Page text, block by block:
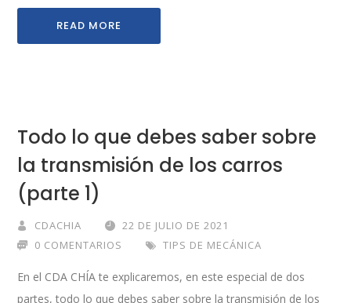
READ MORE
Todo lo que debes saber sobre
la transmisión de los carros
(parte 1)
CDACHIA
22 DE JULIO DE 2021
0 COMENTARIOS
TIPS DE MECÁNICA
En el CDA CHÍA te explicaremos, en este especial de dos
partes, todo lo que debes saber sobre la transmisión de los